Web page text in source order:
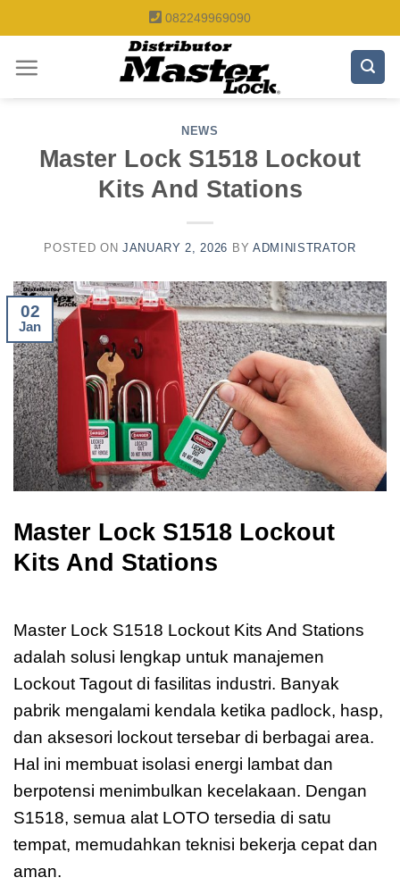
to
content
082249969090
NEWS
Master Lock S1518 Lockout
Kits And Stations
POSTED ONJANUARY 2, 2026 BY ADMINISTRATOR
02
Jan
Master Lock S1518 Lockout
Kits And Stations
Master Lock S1518 Lockout Kits And Stations
adalah solusi lengkap untuk manajemen
Lockout Tagout di fasilitas industri. Banyak
pabrik mengalami kendala ketika padlock, hasp,
dan aksesori lockout tersebar di berbagai area.
Hal ini membuat isolasi energi lambat dan
berpotensi menimbulkan kecelakaan. Dengan
S1518, semua alat LOTO tersedia di satu
tempat, memudahkan teknisi bekerja cepat dan
aman.